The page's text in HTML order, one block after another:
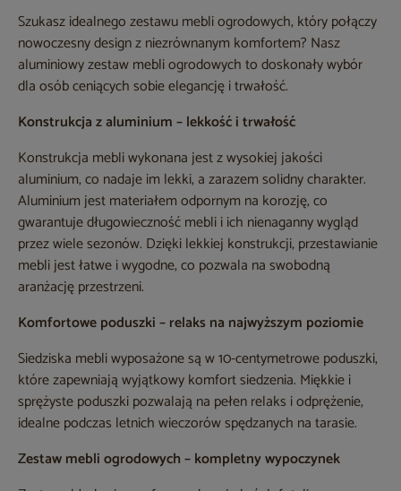
Szukasz idealnego zestawu mebli ogrodowych, który połączy
nowoczesny design z niezrównanym komfortem? Nasz
aluminiowy zestaw mebli ogrodowych to doskonały wybór
dla osób ceniących sobie elegancję i trwałość.
Konstrukcja z aluminium – lekkość i trwałość
Konstrukcja mebli wykonana jest z wysokiej jakości
aluminium, co nadaje im lekki, a zarazem solidny charakter.
Aluminium jest materiałem odpornym na korozję, co
gwarantuje długowieczność mebli i ich nienaganny wygląd
przez wiele sezonów. Dzięki lekkiej konstrukcji, przestawianie
mebli jest łatwe i wygodne, co pozwala na swobodną
aranżację przestrzeni.
Komfortowe poduszki – relaks na najwyższym poziomie
Siedziska mebli wyposażone są w 10-centymetrowe poduszki,
które zapewniają wyjątkowy komfort siedzenia. Miękkie i
sprężyste poduszki pozwalają na pełen relaks i odprężenie,
idealne podczas letnich wieczorów spędzanych na tarasie.
Zestaw mebli ogrodowych – kompletny wypoczynek